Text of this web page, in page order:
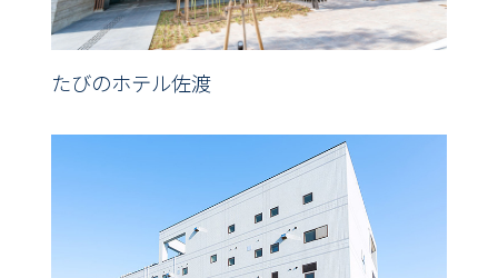
たびのホテル佐渡